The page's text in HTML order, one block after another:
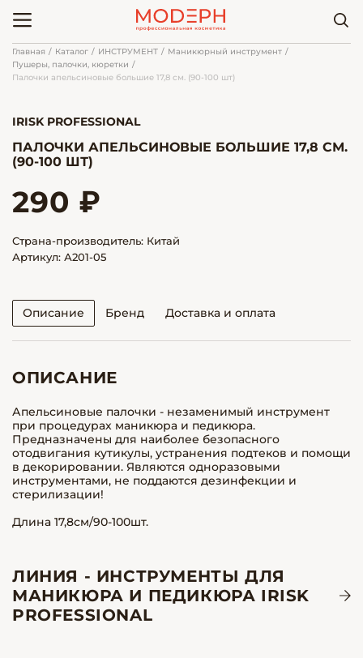
Главная Каталог ИНСТРУМЕНТ
Маникюрный инструмент
Пушеры, палочки, кюретки
Палочки апельсиновые большие 17,8 см. (90-100 шт)
IRISK PROFESSIONAL
ПАЛОЧКИ АПЕЛЬСИНОВЫЕ БОЛЬШИЕ 17,8 СМ.
(90-100 ШТ)
290 ₽
Страна-производитель: Китай
Артикул: А201-05
Описание Бренд Доставка и оплата
ОПИСАНИЕ
Апельсиновые палочки - незаменимый инструмент
при процедурах маникюра и педикюра.
Предназначены для наиболее безопасного
отодвигания кутикулы, устранения подтеков и помощи
в декорировании. Являются одноразовыми
инструментами, не поддаются дезинфекции и
стерилизации!
Длина 17,8см/90-100шт.
ЛИНИЯ - ИНСТРУМЕНТЫ ДЛЯ
МАНИКЮРА И ПЕДИКЮРА IRISK
PROFESSIONAL